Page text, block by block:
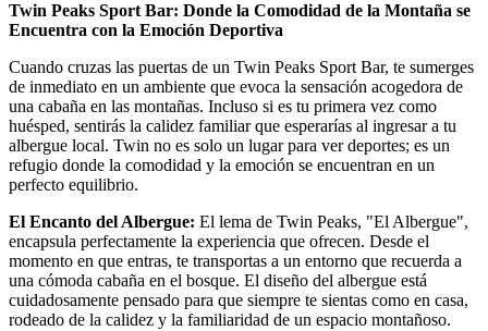
Twin Peaks Sport Bar: Donde la Comodidad de la Montaña se
Encuentra con la Emoción Deportiva
Cuando cruzas las puertas de un Twin Peaks Sport Bar, te sumerges
de inmediato en un ambiente que evoca la sensación acogedora de
una cabaña en las montañas. Incluso si es tu primera vez como
huésped, sentirás la calidez familiar que esperarías al ingresar a tu
albergue local. Twin no es solo un lugar para ver deportes; es un
refugio donde la comodidad y la emoción se encuentran en un
perfecto equilibrio.
El Encanto del Albergue: El lema de Twin Peaks, "El Albergue",
encapsula perfectamente la experiencia que ofrecen. Desde el
momento en que entras, te transportas a un entorno que recuerda a
una cómoda cabaña en el bosque. El diseño del albergue está
cuidadosamente pensado para que siempre te sientas como en casa,
rodeado de la calidez y la familiaridad de un espacio montañoso.